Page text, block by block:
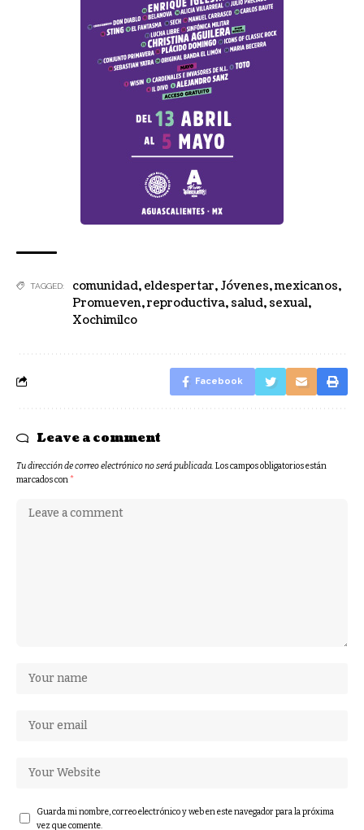
TAGGED: comunidad, eldespertar, Jóvenes,mexicanos,
Promueven,reproductiva, salud, sexual,
Xochimilco
Facebook
Leave a comment
Tu dirección de correo electrónico no será publicada.Los campos obligatorios están
marcados con*
Guarda mi nombre, correo electrónico y web en este navegador para la próxima
vez que comente.